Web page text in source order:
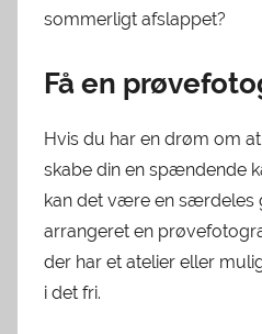
sommerligt afslappet?
Få en
Hvis du har en drøm om
skabe din en spændende
kan det være en særdeles
arrangeret en
der har et atelier eller
i det fri.